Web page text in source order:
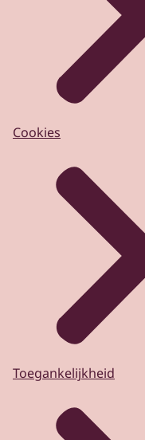
Cookies
Toegankelijkheid